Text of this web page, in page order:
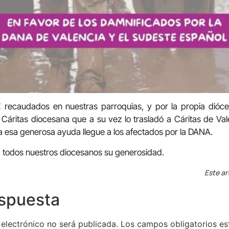
en nuestras parroquias, y por la propia
diocesana que a su vez lo trasladó a Cáritas de
generosa ayuda llegue a los afectados por la DANA.
nuestros diocesanos su generosidad.
Este
no será publicada. Los campos obligatorios